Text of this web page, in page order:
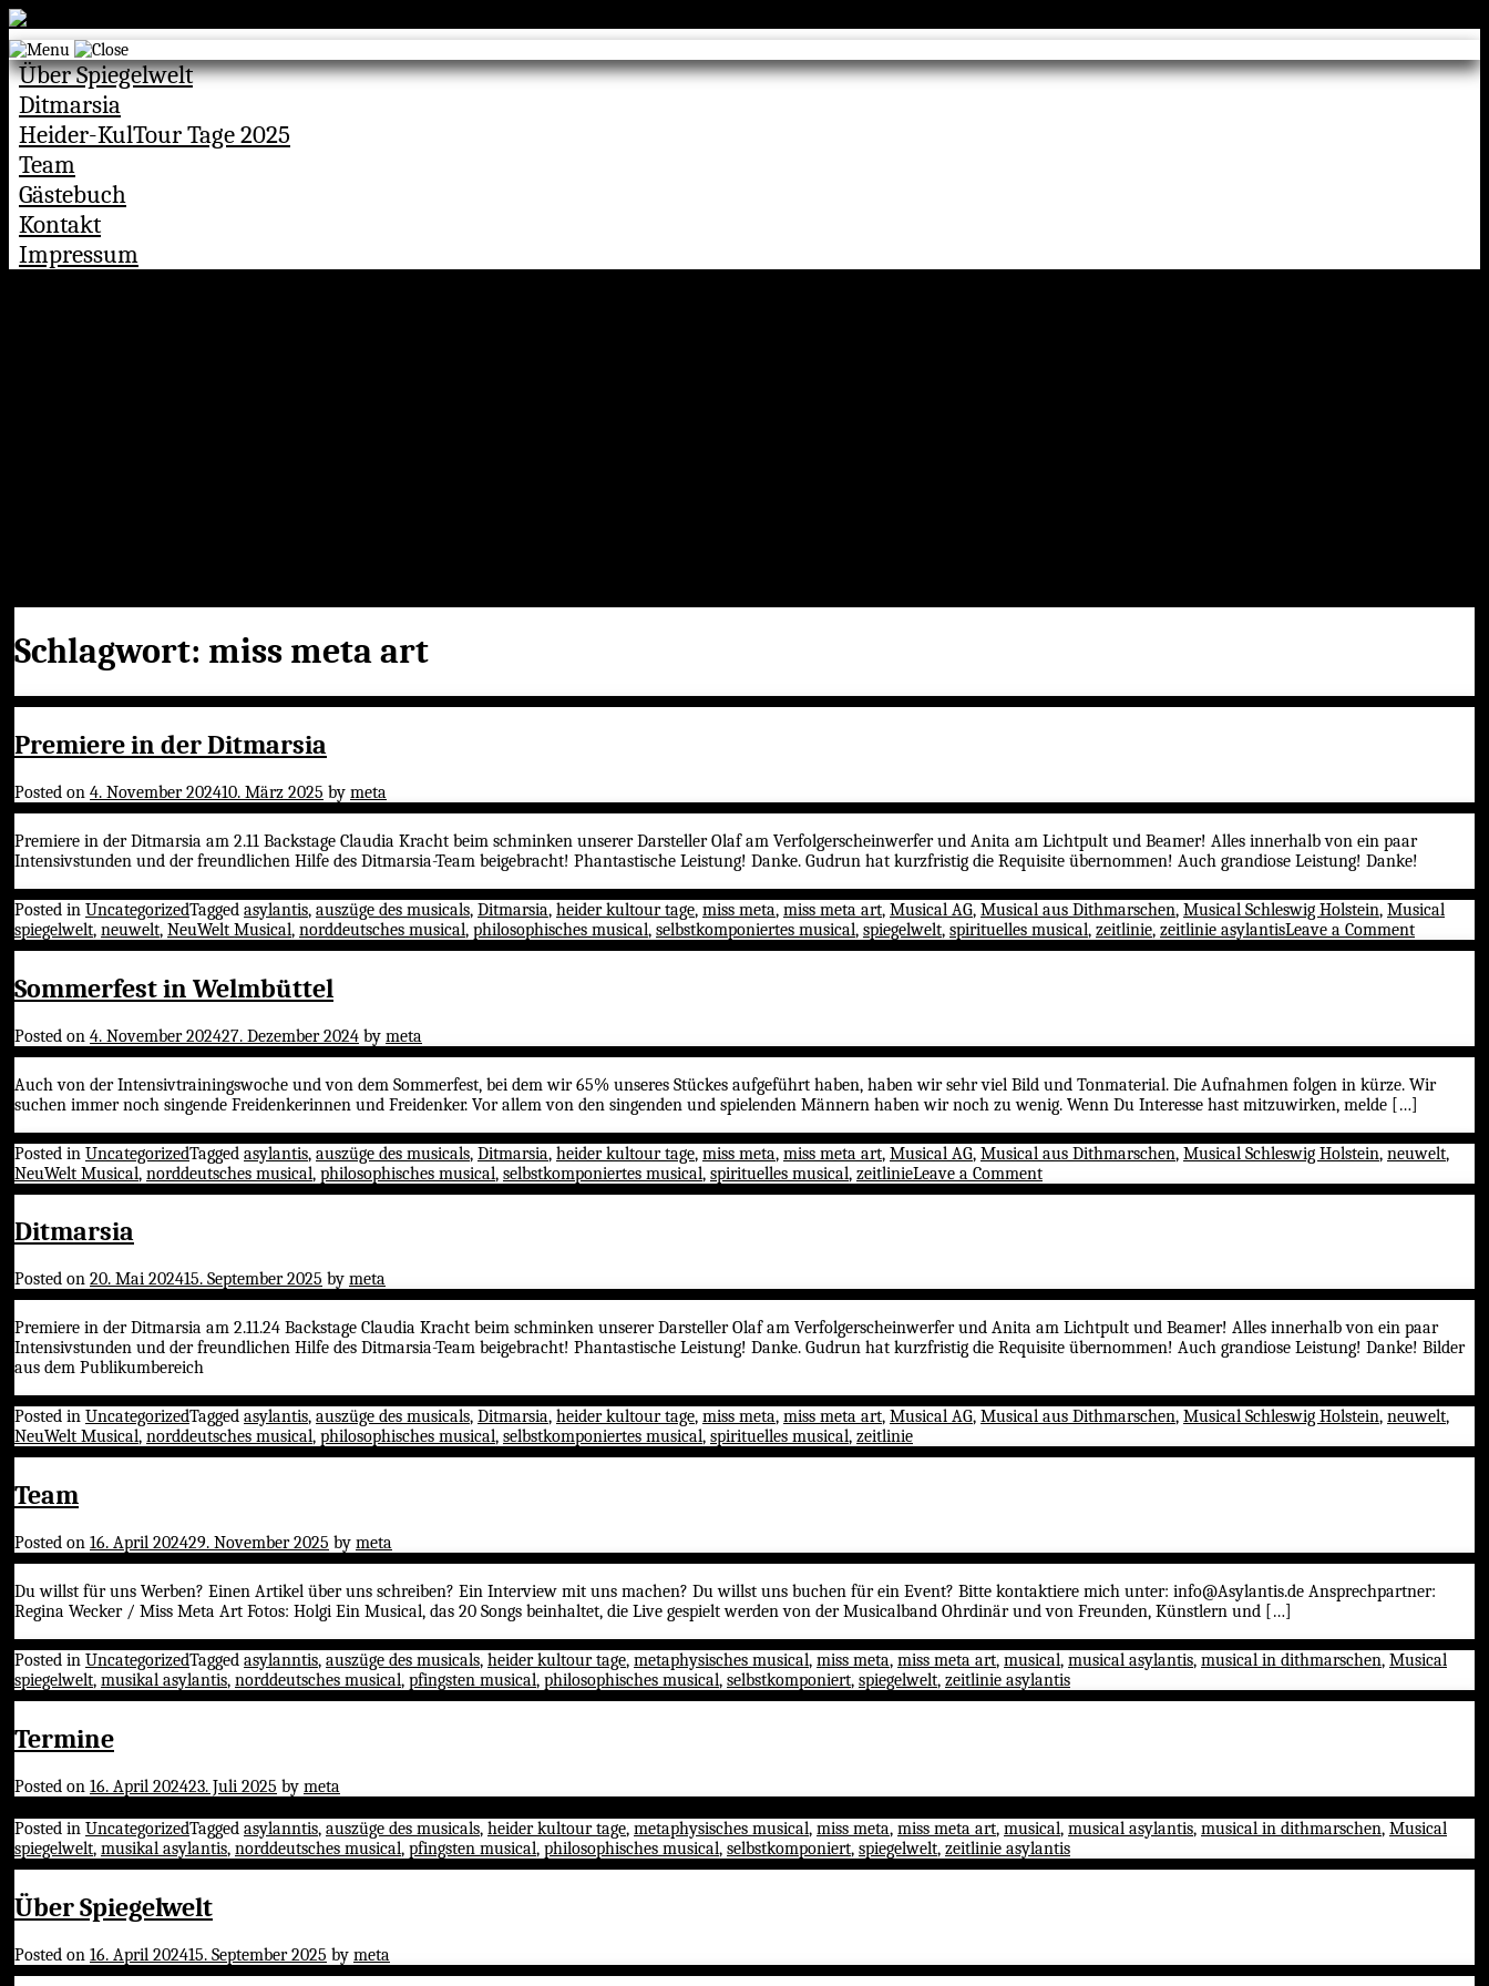
Skip
to
content
Über Spiegelwelt
Ditmarsia
Heider-KulTour Tage 2025
Team
Gästebuch
Kontakt
Impressum
Schlagwort: miss meta art
Premiere in der Ditmarsia
Posted on 4. November 202410. März 2025 by meta
Premiere in der Ditmarsia am 2.11 Backstage Claudia Kracht beim schminken unserer Darsteller Olaf am Verfolgerscheinwerfer und Anita am Lichtpult und Beamer! Alles innerhalb von ein paar
Intensivstunden und der freundlichen Hilfe des Ditmarsia-Team beigebracht! Phantastische Leistung! Danke. Gudrun hat kurzfristig die Requisite übernommen! Auch grandiose Leistung! Danke!
Posted in UncategorizedTagged asylantis, auszüge des musicals, Ditmarsia, heider kultour tage, miss meta, miss meta art, Musical AG, Musical aus Dithmarschen, Musical Schleswig Holstein, Musical
spiegelwelt, neuwelt, NeuWelt Musical, norddeutsches musical, philosophisches musical, selbstkomponiertes musical, spiegelwelt, spirituelles musical, zeitlinie, zeitlinie asylantisLeave a Commenton
Premiere
Sommerfest in Welmbüttel
Posted on 4. November 202427. Dezember 2024 by meta
Auch von der Intensivtrainingswoche und von dem Sommerfest, bei dem wir 65% unseres Stückes aufgeführt haben, haben wir sehr viel Bild und Tonmaterial. Die Aufnahmen folgen in kürze. Wir
suchen immer noch singende Freidenkerinnen und Freidenker. Vor allem von den singenden und spielenden Männern haben wir noch zu wenig. Wenn Du Interesse hast mitzuwirken, melde […]
Posted in UncategorizedTagged asylantis, auszüge des musicals, Ditmarsia, heider kultour tage, miss meta, miss meta art, Musical AG, Musical aus Dithmarschen, Musical Schleswig Holstein, neuwelt,
NeuWelt Musical, norddeutsches musical, philosophisches musical, selbstkomponiertes musical, spirituelles musical, zeitlinieLeave a Commenton
Sommerfest
Ditmarsia
Posted on 20. Mai 202415. September 2025 by meta
Premiere in der Ditmarsia am 2.11.24 Backstage Claudia Kracht beim schminken unserer Darsteller Olaf am Verfolgerscheinwerfer und Anita am Lichtpult und Beamer! Alles innerhalb von ein paar
Intensivstunden und der freundlichen Hilfe des Ditmarsia-Team beigebracht! Phantastische Leistung! Danke. Gudrun hat kurzfristig die Requisite übernommen! Auch grandiose Leistung! Danke! Bilder
aus dem Publikumbereich
Posted in UncategorizedTagged asylantis, auszüge des musicals, Ditmarsia, heider kultour tage, miss meta, miss meta art, Musical AG, Musical aus Dithmarschen, Musical Schleswig Holstein, neuwelt,
NeuWelt Musical, norddeutsches musical, philosophisches musical, selbstkomponiertes musical, spirituelles musical, zeitlinie
Team
Posted on 16. April 202429. November 2025 by meta
Du willst für uns Werben? Einen Artikel über uns schreiben? Ein Interview mit uns machen? Du willst uns buchen für ein Event? Bitte kontaktiere mich unter: info@Asylantis.de Ansprechpartner:
Regina Wecker / Miss Meta Art Fotos: Holgi Ein Musical, das 20 Songs beinhaltet, die Live gespielt werden von der Musicalband Ohrdinär und von Freunden, Künstlern und […]
Posted in UncategorizedTagged asylanntis, auszüge des musicals, heider kultour tage, metaphysisches musical, miss meta, miss meta art, musical, musical asylantis, musical in dithmarschen, Musical
spiegelwelt, musikal asylantis, norddeutsches musical, pfingsten musical, philosophisches musical, selbstkomponiert, spiegelwelt, zeitlinie asylantis
Termine
Posted on 16. April 202423. Juli 2025 by meta
Posted in UncategorizedTagged asylanntis, auszüge des musicals, heider kultour tage, metaphysisches musical, miss meta, miss meta art, musical, musical asylantis, musical in dithmarschen, Musical
spiegelwelt, musikal asylantis, norddeutsches musical, pfingsten musical, philosophisches musical, selbstkomponiert, spiegelwelt, zeitlinie asylantis
Über Spiegelwelt
Posted on 16. April 202415. September 2025 by meta